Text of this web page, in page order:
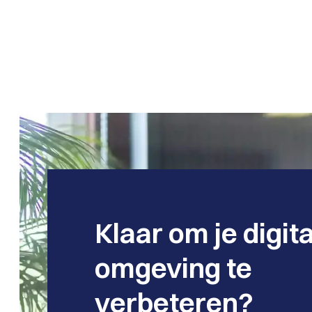
Klaar om je
omgeving te
verbeteren?